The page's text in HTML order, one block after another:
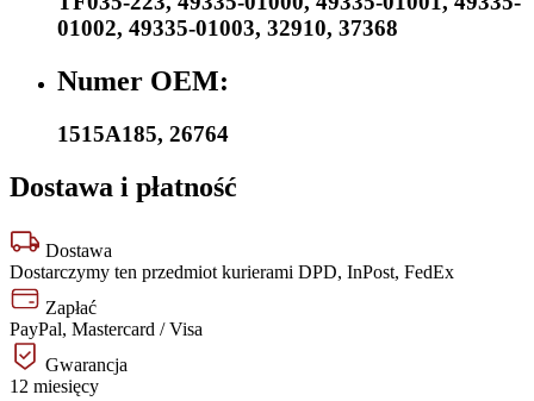
01002, 49335-01003, 32910, 37368
Numer OEM:
1515A185, 26764
Dostawa i płatność
Dostawa
Dostarczymy ten przedmiot kurierami DPD, InPost, FedEx
Zapłać
PayPal, Mastercard / Visa
Gwarancja
12 miesięcy